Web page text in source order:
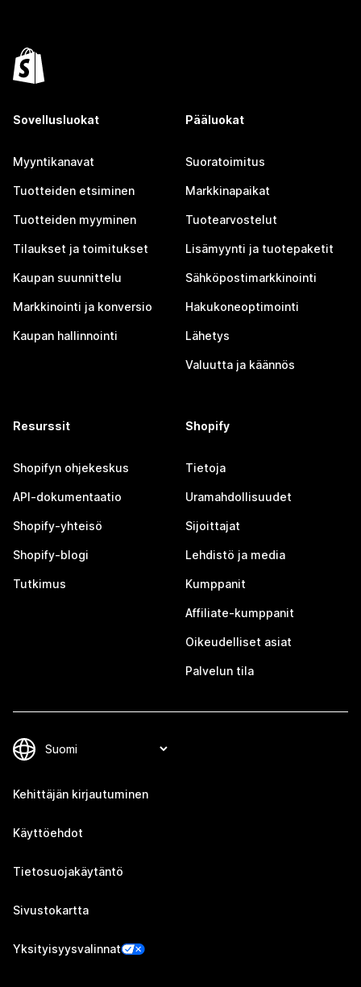
Sovellusluokat
Myyntikanavat
Tuotteiden etsiminen
Tuotteiden myyminen
Tilaukset ja toimitukset
Kaupan suunnittelu
Markkinointi ja konversio
Kaupan hallinnointi
Pääluokat
Suoratoimitus
Markkinapaikat
Tuotearvostelut
Lisämyynti ja tuotepaketit
Sähköpostimarkkinointi
Hakukoneoptimointi
Lähetys
Valuutta ja käännös
Resurssit
Shopifyn ohjekeskus
API-dokumentaatio
Shopify-yhteisö
Shopify-blogi
Tutkimus
Shopify
Tietoja
Uramahdollisuudet
Sijoittajat
Lehdistö ja media
Kumppanit
Affiliate-kumppanit
Oikeudelliset asiat
Palvelun tila
Kehittäjän kirjautuminen
Käyttöehdot
Tietosuojakäytäntö
Sivustokartta
Yksityisyysvalinnat